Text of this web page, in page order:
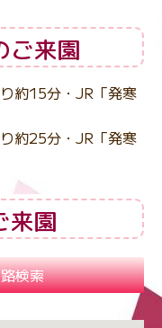
ご来園
約15分・JR「発寒
約25分・JR「発寒
来園
検索